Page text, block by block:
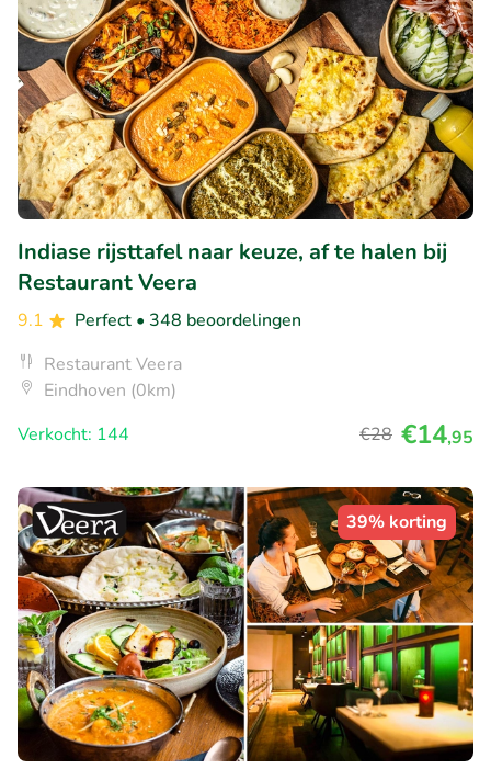
Indiase rijsttafel naar keuze, af te halen bij
Restaurant Veera
9.1 Perfect • 348 beoordelingen
Restaurant Veera
Eindhoven (0km)
Verkocht: 144
€28 €14,95
39% korting